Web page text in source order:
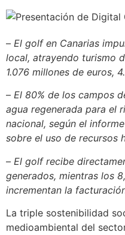
– El golf en Canarias
local, atrayendo turismo
1.076 millones de euros,
– El 80% de los campos
agua regenerada para el
nacional, según el
sobre el uso de recursos
– El golf recibe
generados, mientras los
incrementan la
La triple sostenibilidad
medioambiental del